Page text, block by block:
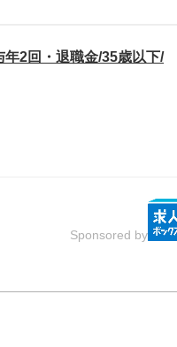
2回・退職金/35歳以下/
Sponsored by